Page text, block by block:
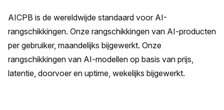
AICPB is de wereldwijde standaard voor AI-
rangschikkingen. Onze rangschikkingen van AI-producten
per gebruiker, maandelijks bijgewerkt. Onze
rangschikkingen van AI-modellen op basis van prijs,
latentie, doorvoer en uptime, wekelijks bijgewerkt.